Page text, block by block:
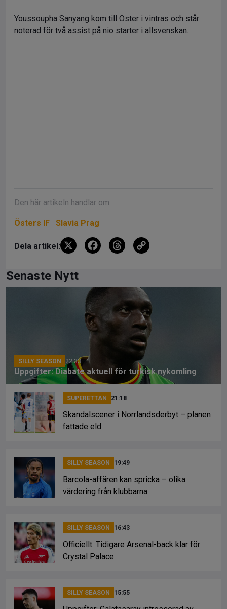
Youssoupha Sanyang kom till Öster i vintras och står
noterad för två assist på nio starter i allsvenskan.
Den här artikeln handlar om:
Östers IF Slavia Prag
Dela artikel: X
F
b
o
o
k
T
a
d
s
n
k
Senaste Nytt
SILLY SEASON 22:33
Uppgifter: Diabate aktuell för turkisk nykomling
SUPERETTAN 21:18
Skandalscener i Norrlandsderbyt – planen
fattade eld
SILLY SEASON 19:49
Barcola-affären kan spricka – olika
värdering från klubbarna
SILLY SEASON 16:43
Officiellt: Tidigare Arsenal-back klar för
Crystal Palace
SILLY SEASON 15:55